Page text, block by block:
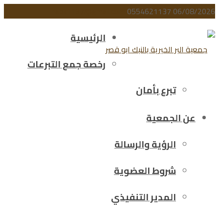
06/08/2026
0554621137
الرئيسية
رخصة جمع التبرعات
تبرع بأمان
عن الجمعية
الرؤية والرسالة
شروط العضوية
المدير التنفيذي